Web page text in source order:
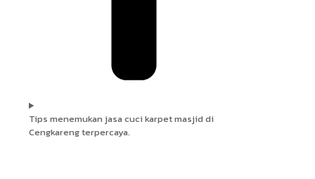
Tips menemukan jasa cuci karpet masjid di
Cengkareng terpercaya.